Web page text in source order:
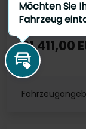
Preis inkl.
31.411,00
Inzahlungnahme
Möchten Sie
Fahrzeug